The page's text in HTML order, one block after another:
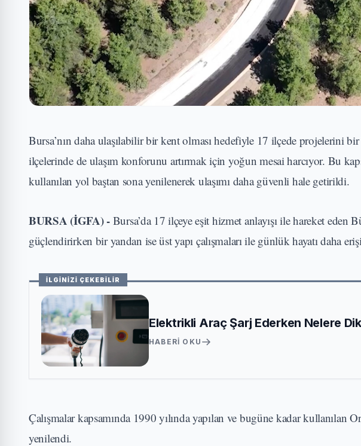
Bursa’nın daha ulaşılabilir bir kent olması hedefiyle 17 ilçede projelerini
ilçelerinde de ulaşım konforunu artırmak için yoğun mesai harcıyor. Bu
kullanılan yol baştan sona yenilenerek ulaşımı daha güvenli hale getirildi.
BURSA (İGFA) - Bursa’da 17 ilçeye eşit hizmet anlayışı ile hareket eden
güçlendirirken bir yandan ise üst yapı çalışmaları ile günlük hayatı daha
İLGİNİZİ ÇEKEBİLİR
Elektrikli Araç Şarj Ederken Nelere
HABERI OKU
Çalışmalar kapsamında 1990 yılında yapılan ve bugüne kadar
yenilendi.